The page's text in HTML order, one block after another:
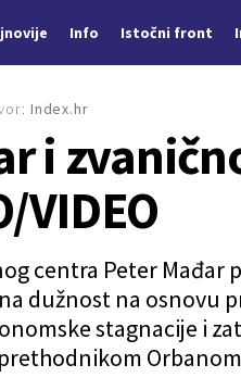
Info Istočni front
i
VIDEO
centra Peter Mađar
dužnost na osnovu
stagnacije i
Index.hr